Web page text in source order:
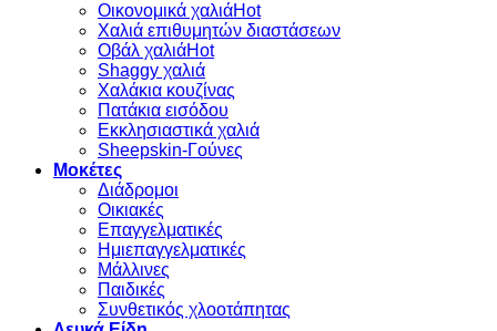
Οικονομικά χαλιά
Χαλιά επιθυμητών διαστάσεων
Οβάλ χαλιά
Shaggy χαλιά
Χαλάκια κουζίνας
Πατάκια εισόδου
Εκκλησιαστικά χαλιά
Sheepskin-Γούνες
Μοκέτες
Διάδρομοι
Οικιακές
Επαγγελματικές
Ημιεπαγγελματικές
Μάλλινες
Παιδικές
Συνθετικός χλοοτάπητας